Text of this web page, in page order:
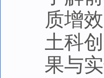
质增
土科
果与